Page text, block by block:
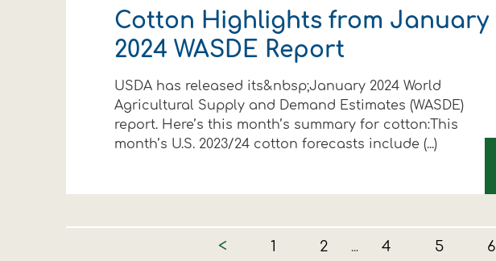
Cotton Highlights from January
2024 WASDE Report
USDA has released its&nbsp;January 2024 World
Agricultural Supply and Demand Estimates (WASDE)
report. Here’s this month’s summary for cotton:This
month’s U.S. 2023/24 cotton forecasts include (...)
< 1 2 ... 4 5 6